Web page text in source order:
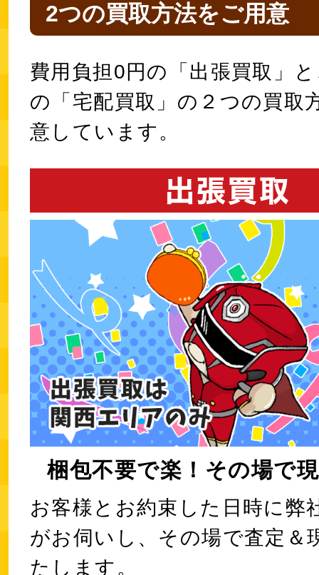
2つの買取方法をご用意
費用負担0円の「出張買取」
の「宅配買取」の２つの買取
意しています。
梱包不要で楽！その場で
お客様とお約束した日時に弊
がお伺いし、その場で査定＆
たします。